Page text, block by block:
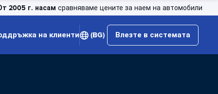
2005 г. насам сравняваме цените за наем на автомобили
на клиенти (BG) Влезте в системата